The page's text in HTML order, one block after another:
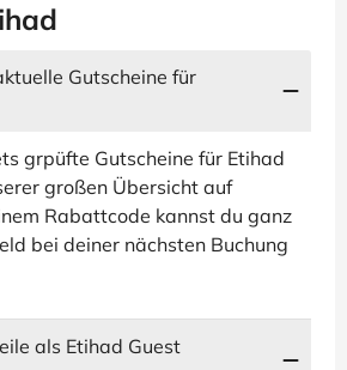
Gutscheine für
grpüfte Gutscheine für Etihad
großen Übersicht auf
Rabattcode kannst du ganz
bei deiner nächsten Buchung
als Etihad Guest